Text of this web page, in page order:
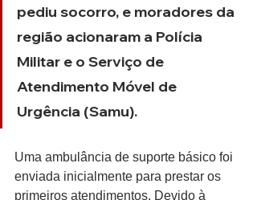
pediu socorro, e moradores da
região acionaram a Polícia
Militar e o Serviço de
Atendimento Móvel de
Urgência (Samu).
Uma ambulância de suporte básico foi
enviada inicialmente para prestar os
primeiros atendimentos. Devido à